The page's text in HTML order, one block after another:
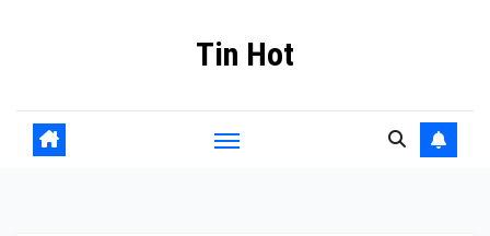
Tin Hot